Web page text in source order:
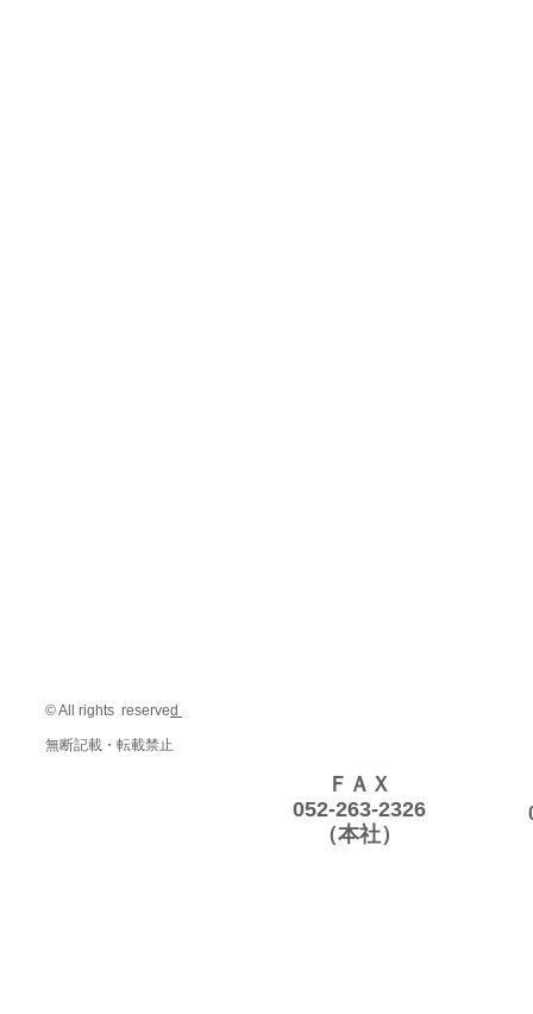
© All rights reserved
無断記載・転載禁止
ＦＡＸ
052-263-2326
（本社）